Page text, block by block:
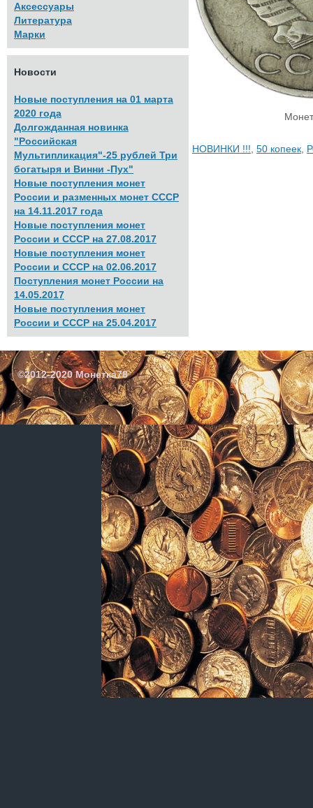
НОВИНКИ !!! 50 копеек
Аксессуары
Литература
Марки
Новости
Новые поступления на 01 марта
2020 года
Долгожданная новинка
"Российская
Мультипликация"-25 рублей Три
богатыря и Винни -Пух"
Новые поступления монет
России и разменных монет СССР
на 14.11.2017 года
Новые поступления монет
России и СССР на 27.08.2017
Новые поступления монет
России и СССР на 02.06.2017
Поступления монет России на
14.05.2017
Новые поступления монет
России и СССР на 25.04.2017
©2012-2020 Монетка78